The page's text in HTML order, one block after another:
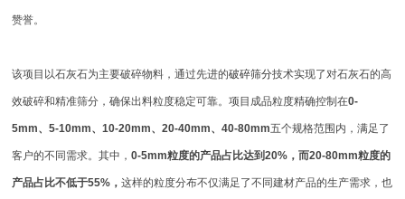
赞誉。
该项目以石灰石为主要破碎物料，通过先进的破碎筛分技术实现了对石灰石的高
效破碎和精准筛分，确保出料粒度稳定可靠。项目成品粒度精确控制在0-
5mm、5-10mm、10-20mm、20-40mm、40-80mm五个规格范围内，满足了
客户的不同需求。其中，0-5mm粒度的产品占比达到20%，而20-80mm粒度的
产品占比不低于55%，这样的粒度分布不仅满足了不同建材产品的生产需求，也